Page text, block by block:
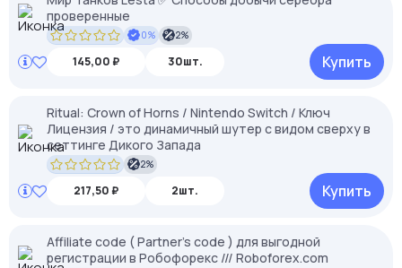
проверенные
0% 2%
145,00 ₽ 30шт. Купить
Ritual: Crown of Horns / Nintendo Switch / Ключ
Лицензия / это динамичный шутер с видом сверху в
сеттинге Дикого Запада
2%
217,50 ₽ 2шт. Купить
Affiliate code ( Partner’s code ) для выгодной
регистрации в Робофорекс /// Roboforex.com